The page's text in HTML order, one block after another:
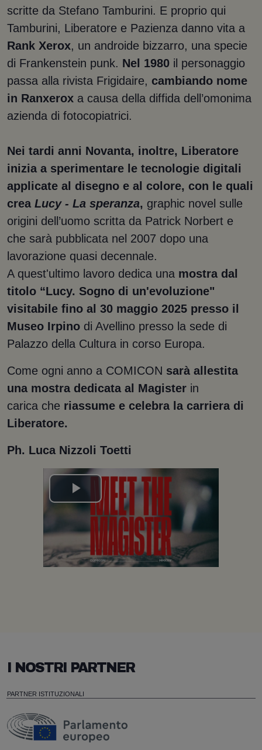
scritte da Stefano Tamburini. E proprio qui
Tamburini, Liberatore e Pazienza danno vita a
Rank Xerox, un androide bizzarro, una specie
di Frankenstein punk. Nel 1980 il personaggio
passa alla rivista Frigidaire, cambiando nome
in Ranxerox a causa della diffida dell’omonima
azienda di fotocopiatrici.
Nei tardi anni Novanta, inoltre, Liberatore
inizia a sperimentare le tecnologie digitali
applicate al disegno e al colore, con le quali
crea Lucy - La speranza, graphic novel sulle
origini dell’uomo scritta da Patrick Norbert e
che sarà pubblicata nel 2007 dopo una
lavorazione quasi decennale.
A quest'ultimo lavoro dedica una mostra dal
titolo “Lucy. Sogno di un'evoluzione"
visitabile fino al 30 maggio 2025 presso il
Museo Irpino di Avellino presso la sede di
Palazzo della Cultura in corso Europa.
Come ogni anno a COMICON sarà allestita
una mostra dedicata al Magister in
carica che riassume e celebra la carriera di
Liberatore.
Ph. Luca Nizzoli Toetti
Play
Video
I NOSTRI PARTNER
PARTNER ISTITUZIONALI